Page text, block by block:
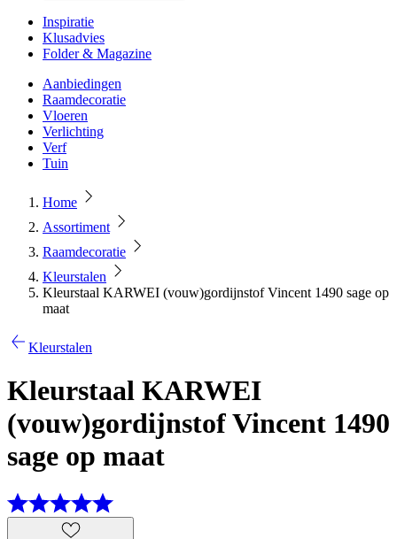
Inspiratie
Klusadvies
Folder & Magazine
Aanbiedingen
Raamdecoratie
Vloeren
Verlichting
Verf
Tuin
Home
Assortiment
Raamdecoratie
Kleurstalen
Kleurstaal KARWEI (vouw)gordijnstof Vincent 1490 sage op
maat
Kleurstalen
Kleurstaal KARWEI
(vouw)gordijnstof Vincent 1490
sage op maat